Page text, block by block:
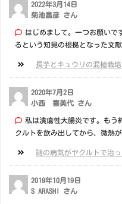
2022年3月14日
菊池昌彦 さん
はじめまして。一つお願いで
るという知見の根拠となった文
長芋とキュウリの混植栽
2020年7月2日
小西 喜美代 さん
私は潰瘍性大腸炎です。もう
クルトを飲み出してから、微熱
謎の病気がヤクルトで治
2019年10月19日
S ARASHI さん